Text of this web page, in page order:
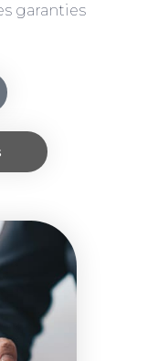
garanties